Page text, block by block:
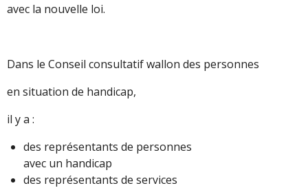
avec la nouvelle loi.
Dans le Conseil consultatif wallon des personnes
en situation de handicap,
il y a :
des représentants de personnes
avec un handicap
des représentants de services